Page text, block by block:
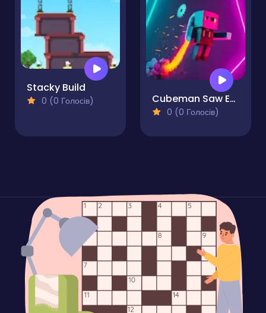
Stacky Build
0 (0 Голосів) Cubeman Saw Escape
0 (0 Голосів)